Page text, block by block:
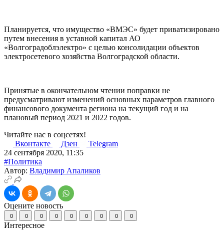
Планируется, что имущество «ВМЭС» будет приватизировано
путем внесения в уставной капитал АО
«Волгоградоблэлектро» с целью консолидации объектов
электросетевого хозяйства Волгоградской области.
Принятые в окончательном чтении поправки не
предусматривают изменений основных параметров главного
финансового документа региона на текущий год и на
плановый период 2021 и 2022 годов.
Читайте нас в соцсетях!
Вконтакте
Дзен
Telegram
24 сентября 2020, 11:35
#Политика
Автор: Владимир Апаликов
Оцените новость
0 0 0 0 0 0 0 0 0
Интересное